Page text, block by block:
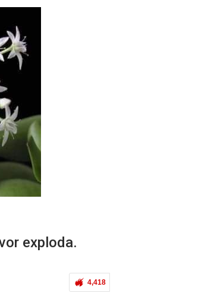
exploda.
4,418